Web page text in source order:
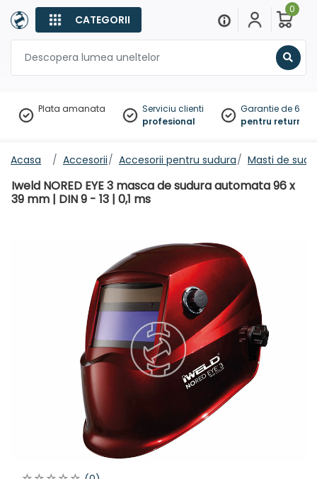
CATEGORII
0
Plata amanata
Serviciu clienti
profesional
Garantie de 60
pentru
Acasa Accesorii Accesorii pentru sudura Masti de
Iweld NORED EYE 3 masca de sudura automata 96 x
39 mm | DIN 9 - 13 | 0,1 ms